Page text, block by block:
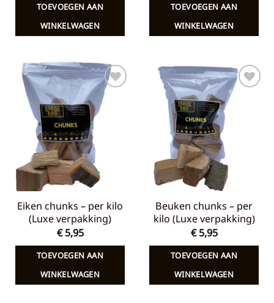
TOEVOEGEN AAN
WINKELWAGEN
TOEVOEGEN AAN
WINKELWAGEN
Toevoegen
aan
verlanglijst
Eiken chunks – per kilo
(Luxe verpakking)
€5,95
TOEVOEGEN AAN
WINKELWAGEN
Toevoegen
verlanglijst
Beuken chunks – per
kilo (Luxe verpakking)
€5,95
TOEVOEGEN AAN
WINKELWAGEN